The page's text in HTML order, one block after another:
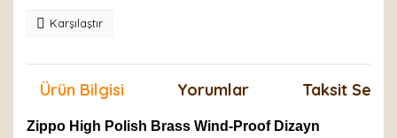
Karşılaştır
Ürün Bilgisi Yorumlar Taksit
Zippo High Polish Brass Wind-Proof Dizayn